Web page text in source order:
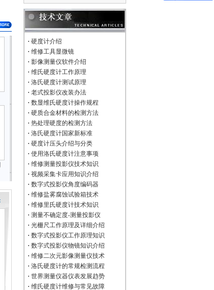
· 硬度计介绍
· 维修工具显微镜
· 影像测量仪软件介绍
· 维氏硬度计工作原理
· 洛氏硬度计测试原理
· 老式投影仪改装办法
· 数显维氏硬度计操作规程
· 硬质合金材料的检测方法
· 热处理硬度的检测方法
· 洛氏硬度计国家新标准
· 硬度计压头介绍与分类
· 使用洛氏硬度计注意事项
· 维修测量投影仪技术知识
· 视频采集卡应用知识介绍
· 数字式投影仪角度编码器
· 维修盐雾腐蚀试验箱技术
· 维修里氏硬度计技术知识
· 测量不确定度-测量投影仪
· 光栅尺工作原理及详细介绍
· 数字式投影仪工作原理知识
· 数字式投影仪物镜知识介绍
· 维修二次元影像测量仪技术
· 洛氏硬度计的常规检测流程
· 世界测量仪器仪表发展趋势
· 维氏硬度计维修与常见故障